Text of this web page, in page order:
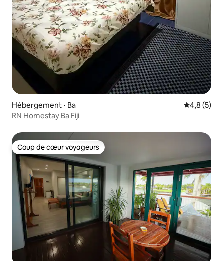
Hébergement ⋅ Ba Évaluation
4,8 (5)
RN Homestay Ba Fiji
Coup de cœur voyageurs
Coup de cœur voyageurs